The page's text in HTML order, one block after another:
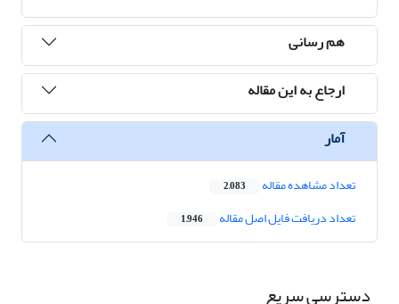
هم رسانی
ارجاع به این مقاله
آمار
تعداد مشاهده مقاله 2,083
تعداد دریافت فایل اصل مقاله 1,946
دسترسی سریع